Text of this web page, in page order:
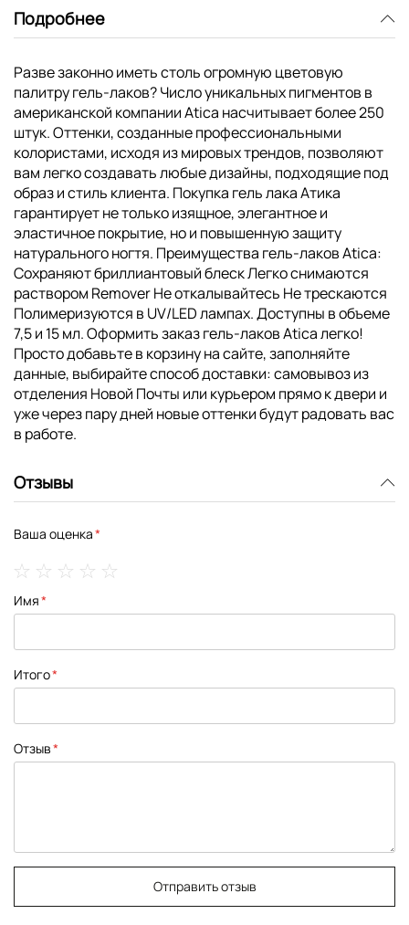
Подробнее
Разве законно иметь столь огромную цветовую
палитру гель-лаков? Число уникальных пигментов в
американской компании Atica насчитывает более 250
штук. Оттенки, созданные профессиональными
колористами, исходя из мировых трендов, позволяют
вам легко создавать любые дизайны, подходящие под
образ и стиль клиента. Покупка гель лака Атика
гарантирует не только изящное, элегантное и
эластичное покрытие, но и повышенную защиту
натурального ногтя. Преимущества гель-лаков Atica:
Сохраняют бриллиантовый блеск Легко снимаются
раствором Remover Не откалывайтесь Не трескаются
Полимеризуются в UV/LED лампах. Доступны в объеме
7,5 и 15 мл. Оформить заказ гель-лаков Atica легко!
Просто добавьте в корзину на сайте, заполняйте
данные, выбирайте способ доставки: самовывоз из
отделения Новой Почты или курьером прямо к двери и
уже через пару дней новые оттенки будут радовать вас
в работе.
Отзывы
Ваша оценка
star
stars
stars
stars
stars
Имя
Итого
Отзыв
Отправить отзыв